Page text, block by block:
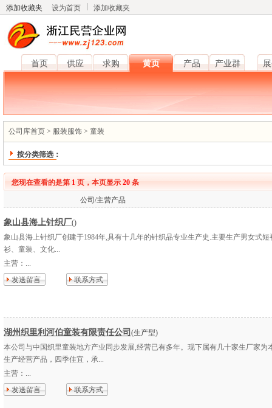
添加收藏夹 设为首页 添加收藏夹
首页 供应 求购 黄页 产品 产业群
公司库首页 > 服装服饰 > 童装
按分类筛选：
您现在查看的是第 1 页，本页显示 20 条
公司/主营产品
象山县海上针织厂()
象山县海上针织厂创建于1984年,具有十几年的针织品专业生产史.主要生产男女式短
衫、童装、文化...
主营： ...
发送留言
联系方式
湖州织里利河伯童装有限责任公司 (生产型)
本公司与中国织里童装地方产业同步发展,经营已有多年。现下属有几十家生厂家为
生产经营产品，四季佳宜，承...
主营： ...
发送留言
联系方式